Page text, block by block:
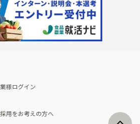
の栽
環境制御された工場で野菜の生産管
理
農産物・農産品の物流・卸し・輸出
入
福祉
工場
管理者･幹部採用
独立支援可能
様ログイン
採用をお考えの方へ